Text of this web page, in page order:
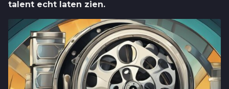
talent echt laten zien.